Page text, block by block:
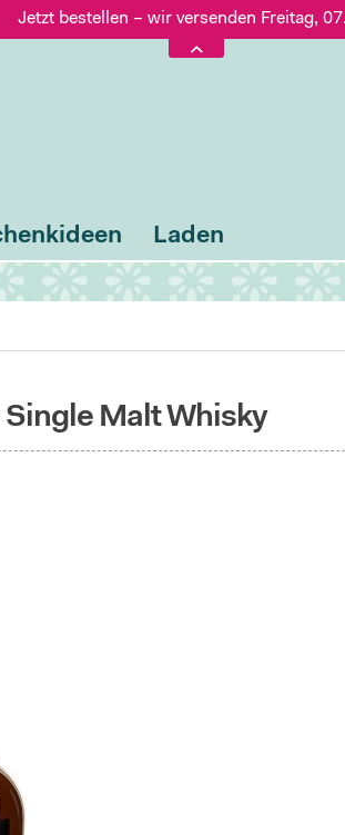
Jetzt bestellen – wir versenden Freitag,
Versand nur 5,60 €, gratis ab 95 €
Jetzt bestellen – wir versenden Freitag,
Laden
Malt Whisky